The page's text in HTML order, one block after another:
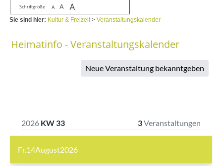
Schriftgröße A A A
Sie sind hier: Kultur & Freizeit>Veranstaltungskalender
Heimatinfo - Veranstaltungskalender